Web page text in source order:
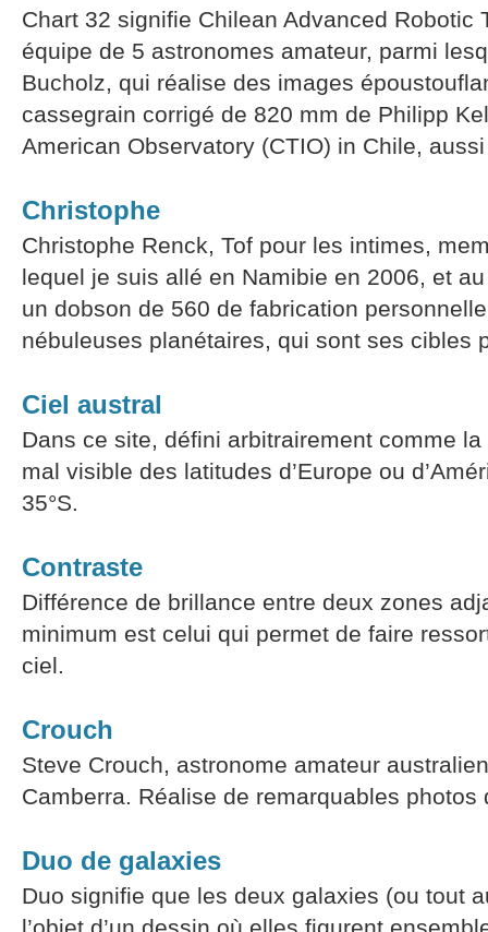
Chart 32 signifie Chilean Advanced Robotic
équipe de 5 astronomes amateur, parmi
Bucholz, qui réalise des images
cassegrain corrigé de 820 mm de Philipp
American Observatory (CTIO) in Chile,
Christophe
Christophe Renck, Tof pour les intimes,
lequel je suis allé en Namibie en 2006, et
un dobson de 560 de fabrication
nébuleuses planétaires, qui sont ses cibles
Ciel austral
Dans ce site, défini arbitrairement comme
mal visible des latitudes d’Europe ou
35°S.
Contraste
Différence de brillance entre deux zones
minimum est celui qui permet de faire
ciel.
Crouch
Steve Crouch, astronome amateur
Camberra. Réalise de remarquables photos
Duo de galaxies
Duo signifie que les deux galaxies (ou tout